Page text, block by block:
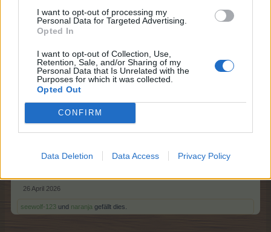
I want to opt-out of processing my
Personal Data for Targeted Advertising.
Opted In
I want to opt-out of Collection, Use,
Retention, Sale, and/or Sharing of my
Personal Data that Is Unrelated with the
Purposes for which it was collected.
Opted Out
CONFIRM
Data Deletion Data Access Privacy Policy
naranjagefällt dies.
little-nici
Lebende Forenlegende
Wo ist der Shop?
mir wird nur Pogo und Lichterfest angezeigt!
Schau mal in den Link rein. Ich habe die Tage farblich
26 April 2026
seewolf-123 und naranja gefällt dies.